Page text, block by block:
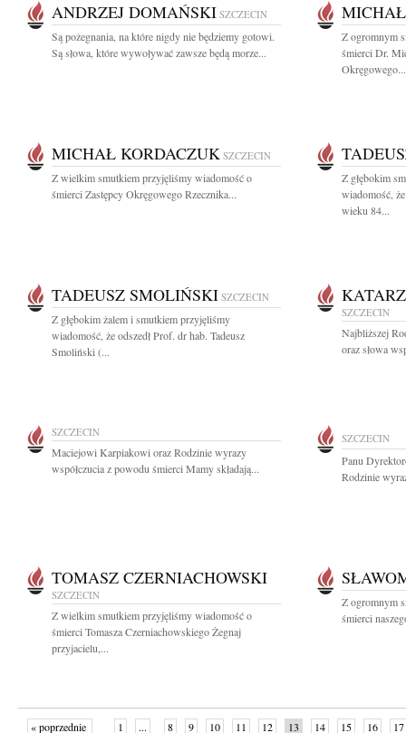
ANDRZEJ DOMAŃSKI SZCZECIN
Są pożegnania, na które nigdy nie będziemy gotowi.
Są słowa, które wywoływać zawsze będą morze...
Z ogromnym
śmierci Dr.
Okręgowego...
MICHAŁ KORDACZUK SZCZECIN
Z wielkim smutkiem przyjęliśmy wiadomość o
śmierci Zastępcy Okręgowego Rzecznika...
Z głębokim
wiadomość,
wieku 84...
TADEUSZ SMOLIŃSKI SZCZECIN
Z głębokim żalem i smutkiem przyjęliśmy
wiadomość, że odszedł Prof. dr hab. Tadeusz
Smoliński (...
SZCZECIN
Najbliższej
oraz słowa
SZCZECIN
Maciejowi Karpiakowi oraz Rodzinie wyrazy
współczucia z powodu śmierci Mamy składają...
SZCZECIN
Panu
Rodzinie
TOMASZ CZERNIACHOWSKI
SZCZECIN
Z wielkim smutkiem przyjęliśmy wiadomość o
śmierci Tomasza Czerniachowskiego Żegnaj
przyjacielu,...
Z ogromnym
śmierci
« poprzednie 1 ... 8 9 10 11 12 13 14 15 16 17